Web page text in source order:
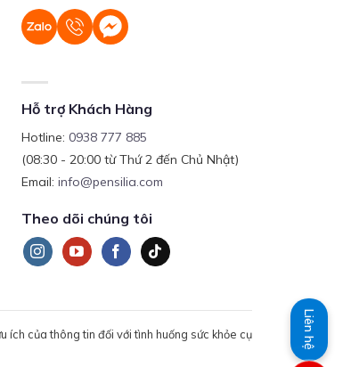
Hỗ trợ Khách Hàng
Hotline:0938 777 885
(08:30 - 20:00 từ Thứ 2 đến Chủ Nhật)
Email:info@pensilia.com
Theo dõi chúng tôi
của thông tin đối với tình huống sức khỏe cụ
Liên hệ